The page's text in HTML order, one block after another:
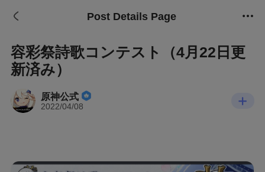
Post Details Page
容彩祭詩歌コンテスト（4月22日更
新済み）
原神公式
2022/04/08